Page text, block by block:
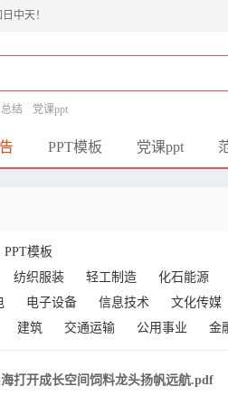
中天！
总结 党课ppt
PPT模板 党课ppt
PPT模板
纺织服装 轻工制造 化石能源
电子设备 信息技术 文化传媒
建筑 交通运输 公用事业 金
打开成长空间饲料龙头扬帆远航.pdf